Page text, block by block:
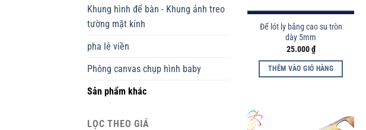
Khung hình để bàn - Khung ảnh treo
tường mặt kính
pha lê viền
Phông canvas chụp hình baby
Sản phẩm khác
LỌC THEO GIÁ
chọn
có
thể
được
chọn
trên
Đế lót ly bằng cao su tròn
dày 5mm
25.000₫
THÊM VÀO GIỎ HÀNG